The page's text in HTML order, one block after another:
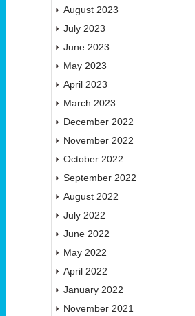
August 2023
July 2023
June 2023
May 2023
April 2023
March 2023
December 2022
November 2022
October 2022
September 2022
August 2022
July 2022
June 2022
May 2022
April 2022
January 2022
November 2021